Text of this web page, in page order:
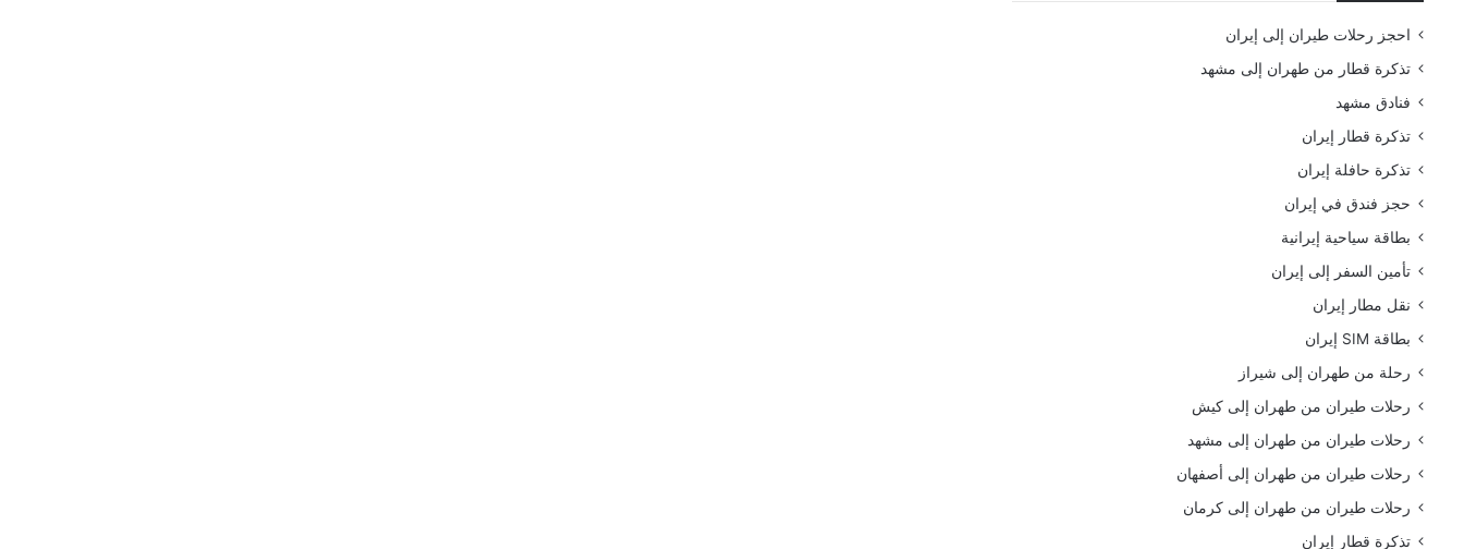
احجز رحلات طيران إلى إيران
تذكرة قطار من طهران إلى مشهد
فنادق مشهد
تذكرة قطار إيران
تذكرة حافلة إيران
حجز فندق في إيران
بطاقة سياحية إيرانية
تأمين السفر إلى إيران
نقل مطار إيران
بطاقة SIM إيران
رحلة من طهران إلى شيراز
رحلات طيران من طهران إلى كيش
رحلات طيران من طهران إلى مشهد
رحلات طيران من طهران إلى أصفهان
رحلات طيران من طهران إلى كرمان
تذكرة قطار إيران